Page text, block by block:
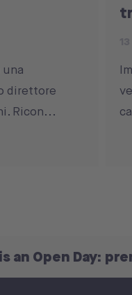
direttore
Ricon...
Day: prenota la